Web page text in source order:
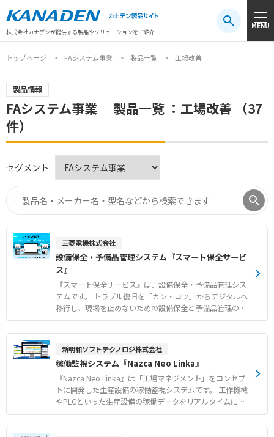
株式会社カナデンが提供する製品やソリューションをご紹介
MENU
注目キーワード#振動センサ#AGV #防爆#アシストスーツ
トップページ FAシステム事業 製品一覧 工場改善
製品情報
FAシステム事業 製品一覧 ：工場改善 （37
件）
セグメント
三菱電機株式会社
設備保全・予備品管理システム『スマート保全サービ
ス』
『スマート保全サービス』は、設備保全・予備品管理シス
テムです。 トラブル復旧を「カン・コツ」からデジタルへ
移行し、現場を止めないための設備保全と予備品管理のDX
を実現します。 他社品を含むFA機器の生産中止や代替品情
報をプリセットしており、迅速な維持管理をサポートしま
管場所が一目で分かり、探索時間を短縮して迅速な復旧を
可能にします。 また、図面や設備マニュアル、過去のトラ
ブル履歴などを設備カルテとして一元管理し、現場での迅
速な対応をアシストします。 定期保全計画や保全作業実績
の登録・管理を行う保全カレンダー機能により、抜け漏れ
のない定期保全で設備の安定稼働をサポートします。 【特
徴】 ●他社品を含むFA機器の生産中止や代替品情報のプリ
新明和ソフトテクノロジ株式会社
稼働監視システム『Nazca Neo Linka』
『Nazca Neo Linka』は「工場マネジメント」をコンセプ
トに開発した生産設備の稼働監視システムです。 工作機械
やPLCといった生産設備の稼働データをリアルタイムに収
集し、パソコンやスマートフォンからいつでも稼働状態を
把握できます。 ●機械の稼働データを収集し、いつでも確